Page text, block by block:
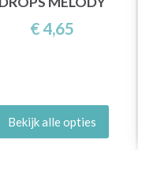
€ 4,65
Bekijk alle opties